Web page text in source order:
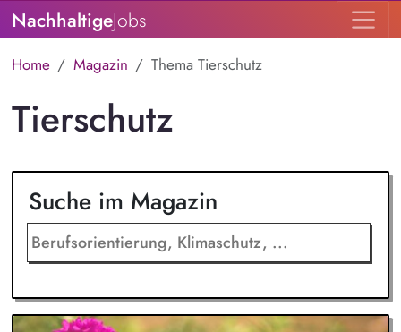
NachhaltigeJobs
Home Magazin Thema Tierschutz
Tierschutz
Suche im Magazin